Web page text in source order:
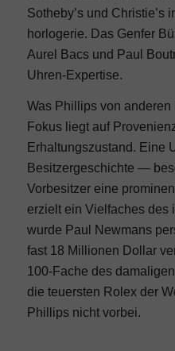
Sotheby’s und Christie’s
horlogerie. Das Genfer
Aurel Bacs und Paul
Uhren-Expertise.
Was Phillips von
Fokus liegt auf
Erhaltungszustand. Eine
Besitzergeschichte —
Vorbesitzer eine
erzielt ein Vielfaches des
wurde Paul Newmans
fast 18 Millionen Dollar
100-Fache des
die teuersten Rolex der
Phillips nicht vorbei.